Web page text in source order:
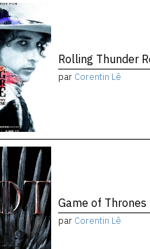
Rolling Thunder
par Corentin Lê
Game of Thrones
par Corentin Lê